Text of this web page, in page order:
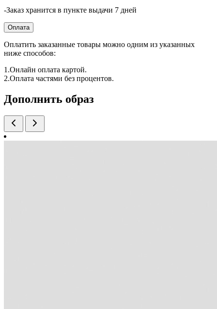
-Заказ хранится в пункте выдачи 7 дней
Оплата
Оплатить заказанные товары можно одним из указанных
ниже способов:
1.Онлайн оплата картой.
2.Оплата частями без процентов.
Дополнить образ